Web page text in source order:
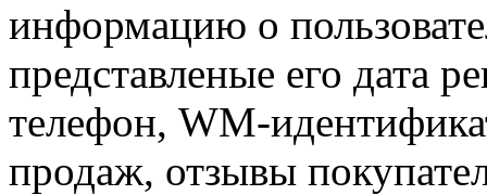
информацию о
представленые его дата
телефон, WM-
продаж, отзывы